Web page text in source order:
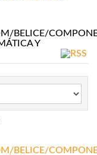
Y